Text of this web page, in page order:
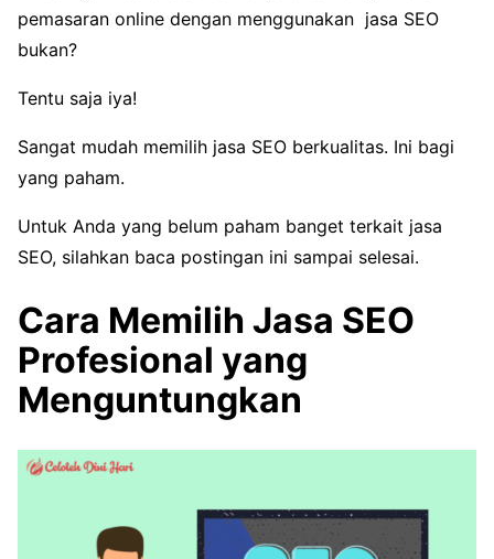
pemasaran online dengan menggunakan jasa SEO
bukan?
Tentu saja iya!
Sangat mudah memilih jasa SEO berkualitas. Ini bagi
yang paham.
Untuk Anda yang belum paham banget terkait jasa
SEO, silahkan baca postingan ini sampai selesai.
Cara Memilih Jasa SEO
Profesional yang
Menguntungkan